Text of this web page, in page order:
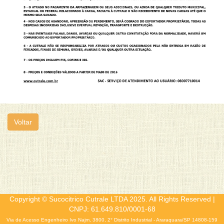
Voltar
Copyright © Sucocitrico Cutrale LTDA 2025. All Rights Reserved |
CNPJ: 61.649.810/0001-68
Via de Acesso Engenheiro Ivo Najm, 3800, 2° Distrito Industrial - Araraquara/SP 14808-159